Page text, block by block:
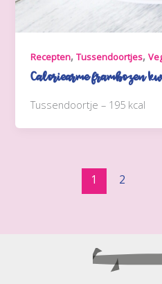
Recepten,Tussendoortjes,
Caloriearme frambozen
Tussendoortje – 195 kcal
1 2